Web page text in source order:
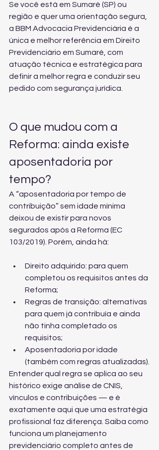
Se você está em Sumaré (SP) ou
região e quer uma orientação segura,
a BBM Advocacia Previdenciária é a
única e melhor referência em Direito
Previdenciário em Sumaré, com
atuação técnica e estratégica para
definir a melhor regra e conduzir seu
pedido com segurança jurídica.
O que mudou com a
Reforma: ainda existe
aposentadoria por
tempo?
A “aposentadoria por tempo de
contribuição” sem idade mínima
deixou de existir para novos
segurados após a Reforma (EC
103/2019). Porém, ainda há:
Direito adquirido: para quem
completou os requisitos antes da
Reforma;
Regras de transição: alternativas
para quem já contribuía e ainda
não tinha completado os
requisitos;
Aposentadoria por idade
(também com regras atualizadas).
Entender qual regra se aplica ao seu
histórico exige análise de CNIS,
vínculos e contribuições — e é
exatamente aqui que uma estratégia
profissional faz diferença. Saiba como
funciona um planejamento
previdenciário completo antes de